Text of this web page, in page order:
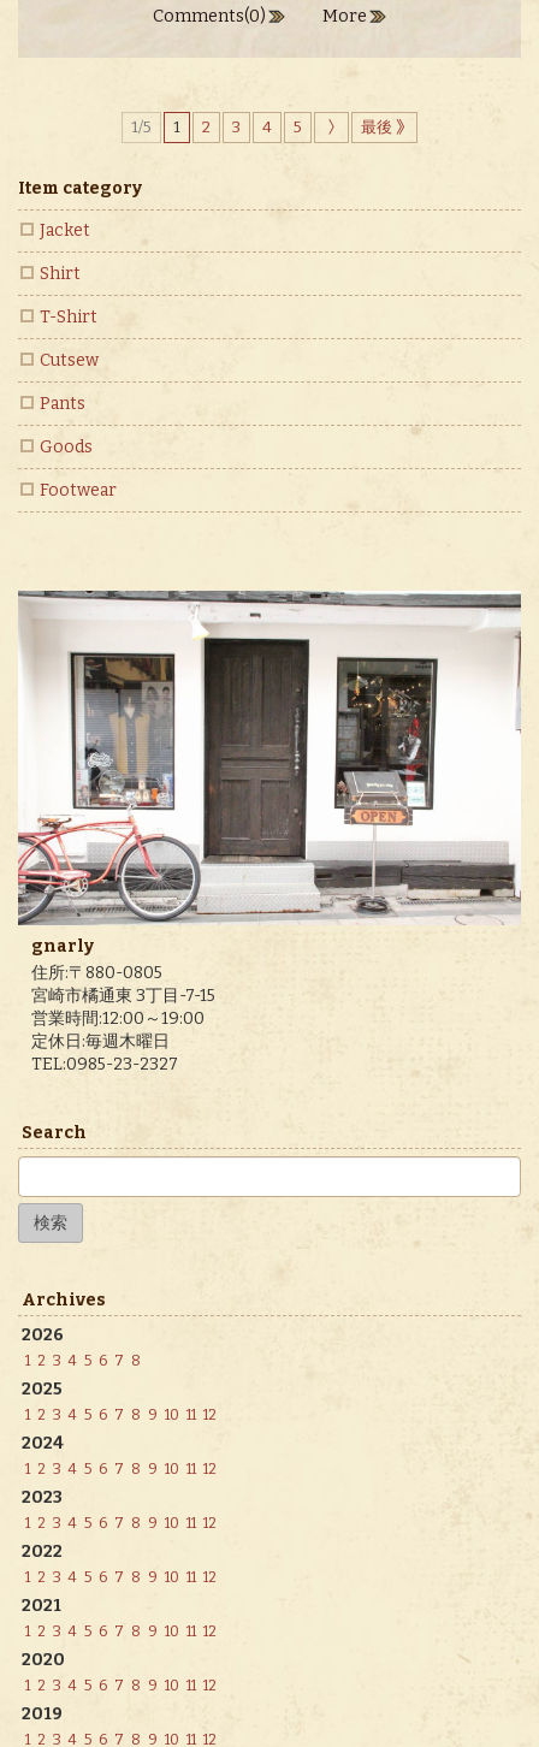
Comments(0) More
1/5 1 2 3 4 5 最後
Item category
Jacket
Shirt
T-Shirt
Cutsew
Pants
Goods
Footwear
gnarly
住所:〒880-0805
宮崎市橘通東 3丁目-7-15
営業時間:12:00～19:00
定休日:毎週木曜日
TEL:0985-23-2327
Search
検
索:
Archives
2026
1 2 3 4 5 6 7 8
2025
1 2 3 4 5 6 7 8 9 10 11 12
2024
1 2 3 4 5 6 7 8 9 10 11 12
2023
1 2 3 4 5 6 7 8 9 10 11 12
2022
1 2 3 4 5 6 7 8 9 10 11 12
2021
1 2 3 4 5 6 7 8 9 10 11 12
2020
1 2 3 4 5 6 7 8 9 10 11 12
2019
1 2 3 4 5 6 7 8 9 10 11 12